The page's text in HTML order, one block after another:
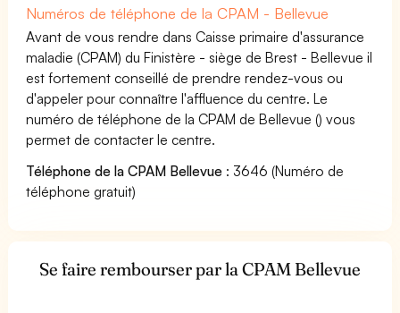
Numéros de téléphone de la CPAM - Bellevue
Avant de vous rendre dans Caisse primaire d'assurance
maladie (CPAM) du Finistère - siège de Brest - Bellevue il
est fortement conseillé de prendre rendez-vous ou
d'appeler pour connaître l'affluence du centre. Le
numéro de téléphone de la CPAM de Bellevue () vous
permet de contacter le centre.
Téléphone de la CPAM Bellevue : 3646 (Numéro de
téléphone gratuit)
Se faire rembourser par la CPAM Bellevue